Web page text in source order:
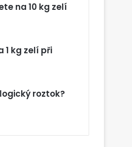
na 10 kg zelí
1 kg zelí při
roztok?